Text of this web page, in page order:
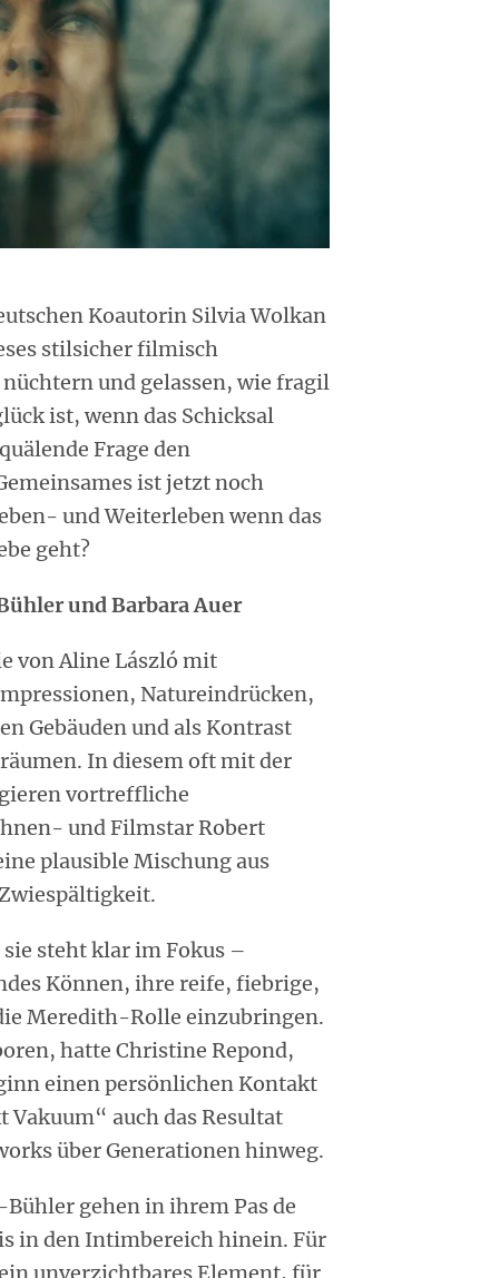
Koautorin Silvia Wolkan
stilsicher filmisch
und gelassen, wie fragil
ist, wenn das Schicksal
Frage den
ist jetzt noch
und Weiterleben wenn das
geht?
und Barbara Auer
von Aline László mit
Natureindrücken,
Gebäuden und als Kontrast
In diesem oft mit der
vortreffliche
und Filmstar Robert
plausible Mischung aus
steht klar im Fokus –
Können, ihre reife, fiebrige,
Meredith-Rolle einzubringen.
hatte Christine Repond,
einen persönlichen Kontakt
Vakuum“ auch das Resultat
über Generationen hinweg.
gehen in ihrem Pas de
in den Intimbereich hinein. Für
unverzichtbares Element, für